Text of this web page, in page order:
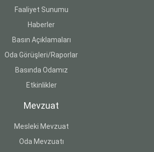
Faaliyet Sunumu
Haberler
Basın Açıklamaları
Oda Görüşleri/Raporlar
Basında Odamız
Etkinlikler
Mevzuat
Mesleki Mevzuat
Oda Mevzuatı